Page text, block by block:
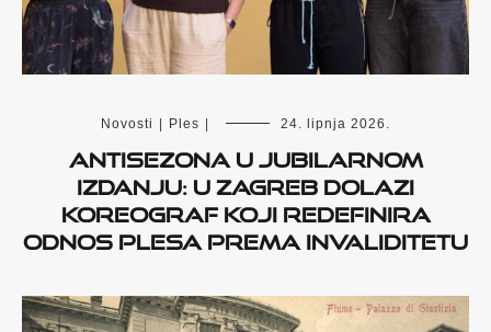
Novosti | Ples | 24. lipnja 2026.
Antisezona u jubilarnom
izdanju: u Zagreb dolazi
koreograf koji redefinira
odnos plesa prema invaliditetu